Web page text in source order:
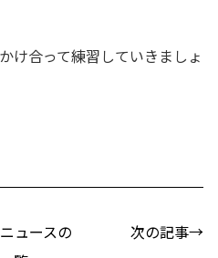
け合って練習していきましょ
ュースの
次の記事→